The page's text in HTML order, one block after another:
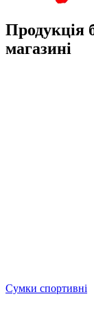
Продукція
магазині
Сумки спортивні